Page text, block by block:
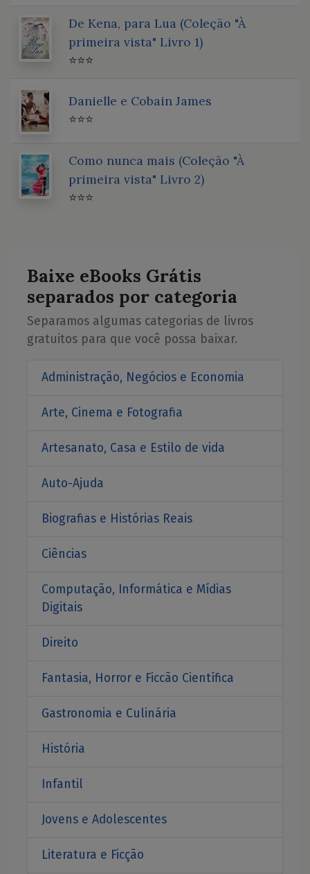
De Kena, para Lua (Coleção "À
primeira vista" Livro 1)
⭐⭐⭐
Danielle e Cobain James
⭐⭐⭐
Como nunca mais (Coleção "À
primeira vista" Livro 2)
⭐⭐⭐
Baixe eBooks Grátis
separados por categoria
Separamos algumas categorias de livros
gratuitos para que você possa baixar.
Administração, Negócios e Economia
Arte, Cinema e Fotografia
Artesanato, Casa e Estilo de vida
Auto-Ajuda
Biografias e Histórias Reais
Ciências
Computação, Informática e Mídias
Digitais
Direito
Fantasia, Horror e Ficcão Científica
Gastronomia e Culinária
História
Infantil
Jovens e Adolescentes
Literatura e Ficção